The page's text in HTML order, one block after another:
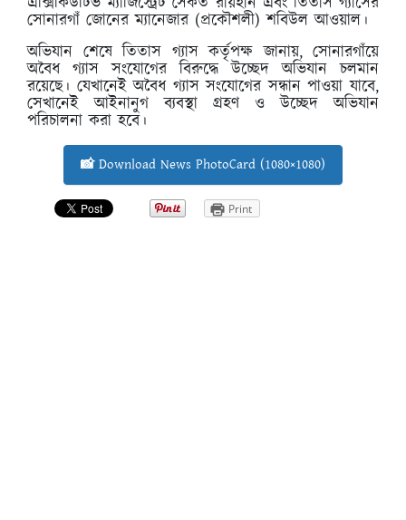
সোনারগাঁ জোনের ম্যানেজার (প্রকৌশলী) শবিউল আওয়াল।
অভিযান শেষে তিতাস গ্যাস কর্তৃপক্ষ জানায়, সোনারগাঁয়ে
অবৈধ গ্যাস সংযোগের বিরুদ্ধে উচ্ছেদ অভিযান চলমান
রয়েছে। যেখানেই অবৈধ গ্যাস সংযোগের সন্ধান পাওয়া যাবে,
সেখানেই আইনানুগ ব্যবস্থা গ্রহণ ও উচ্ছেদ অভিযান
পরিচালনা করা হবে।
📸 Download News PhotoCard (1080×1080)
Print